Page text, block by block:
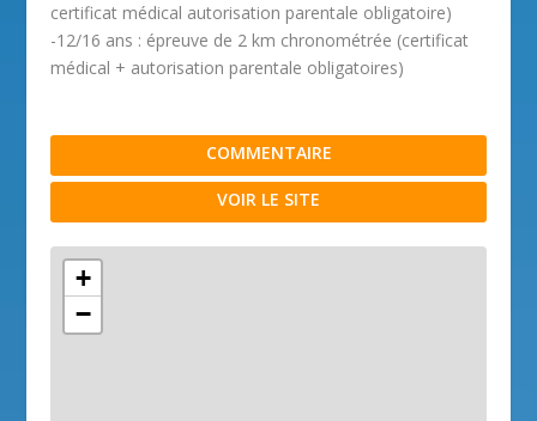
certificat médical autorisation parentale obligatoire)
-12/16 ans : épreuve de 2 km chronométrée (certificat
médical + autorisation parentale obligatoires)
COMMENTAIRE
VOIR LE SITE
+
−